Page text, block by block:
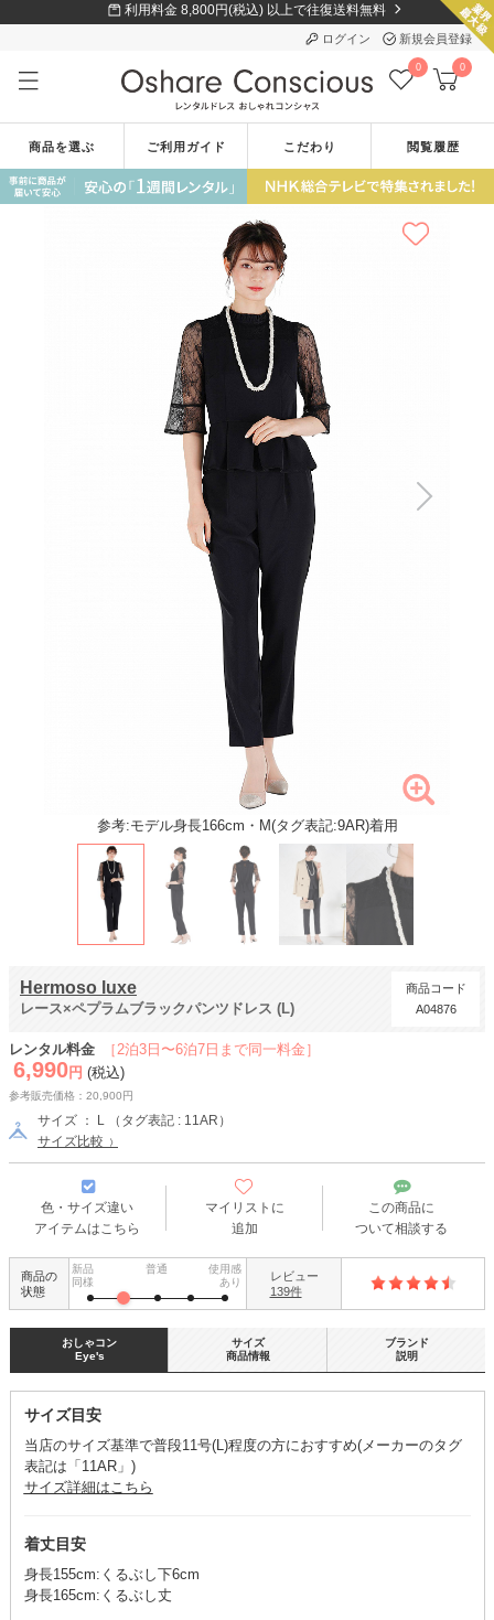
利用料金 8,800円(税込) 以上で往復送料無料
ログイン 新規会員登録
0 0
商品を選ぶ ご利用ガイド こだわり 閲覧履歴
参考:モデル身長166cm・M(タグ表記:9AR)着用
Hermoso luxe
レース×ペプラムブラックパンツドレス (L)
商品コード
A04876
［2泊3日〜6泊7日まで同一料金］
レンタル料金
6,990 円 (税込)
参考販売価格：20,900円
サイズ ： L （タグ表記 : 11AR）
サイズ比較
色・サイズ違い
アイテムはこちら
マイリストに
追加
この商品に
ついて相談する
商品の
状態
新品
同様
普通
使用感
あり
レビュー
139件
おしゃコン
Eye's
サイズ目安
当店のサイズ基準で普段11号(L)程度の方におすすめ(メーカーのタグ
表記は「11AR」)
サイズ詳細はこちら
着丈目安
身長155cm:くるぶし下6cm
身長165cm:くるぶし丈
サイズ
商品情報
ブランド
説明